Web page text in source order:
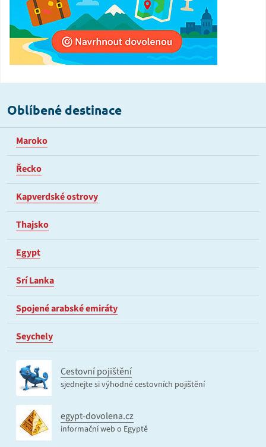
Oblíbené destinace
Maroko
Řecko
Kapverdské ostrovy
Thajsko
Egypt
Srí Lanka
Spojené arabské emiráty
Seychely
Cestovní pojištění
sjednejte si výhodné cestovních pojištění
egypt-dovolena.cz
informační web o Egyptě